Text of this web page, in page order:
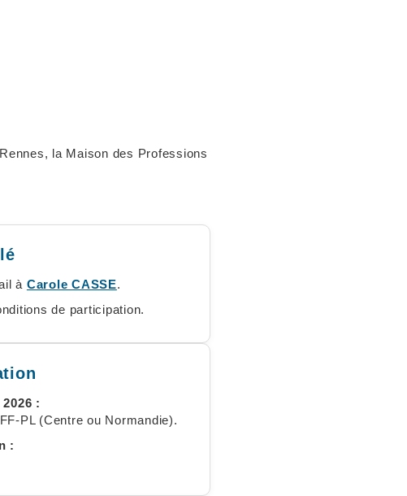
la Maison des Professions
à Carole CASSE.
de participation.
:
PL (Centre ou Normandie).
: